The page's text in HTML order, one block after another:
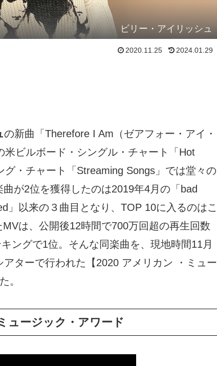
ビリー・アイリッシュ
2020.11.25 2024.01.29
の新曲「Therefore I Am（ゼアフォー・アイ・
ビルボード・シングル・チャート「Hot
・チャート「Streaming Songs」では堂々の
が2位を獲得したのは2019年4月の「bad
」以来の３曲目となり、TOP 10に入るのはこ
は、公開後12時間で700万回超の再生回数
ングで1位。そんな同楽曲を、現地時間11月
ターで行われた【2020 アメリカン ・ミュー
。
ュージック・アワード